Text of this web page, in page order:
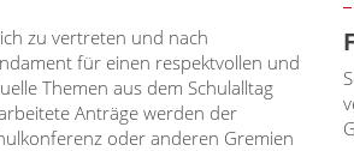
zu vertreten und nach
für einen respektvollen und
Themen aus dem Schulalltag
Anträge werden der
oder anderen Gremien